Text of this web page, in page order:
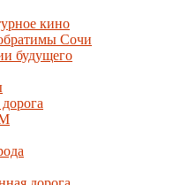
кино
Сочи
будущего